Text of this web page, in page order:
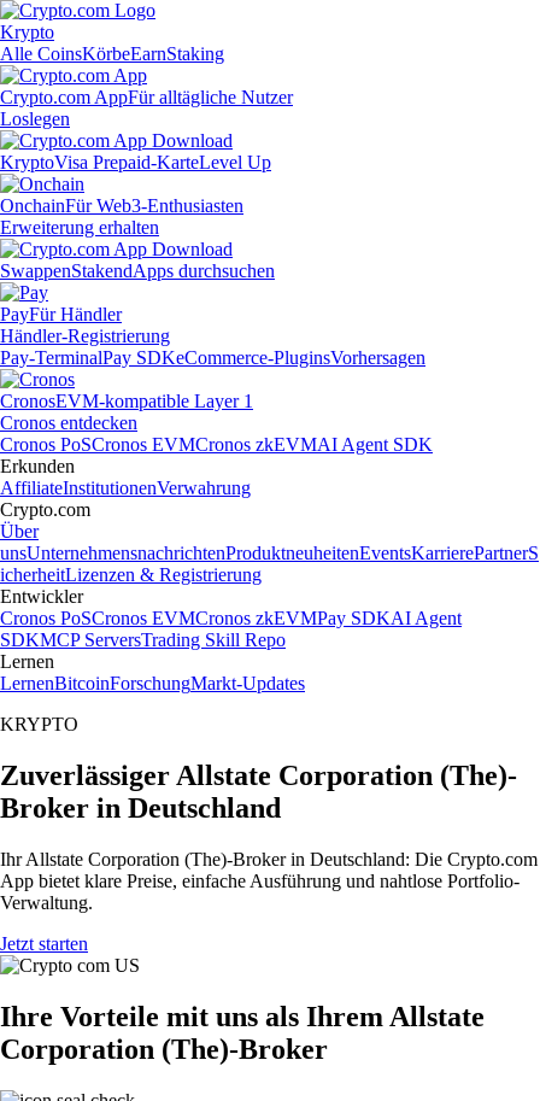
Krypto
Alle CoinsKörbeEarnStaking
Crypto.com AppFür alltägliche Nutzer
Loslegen
KryptoVisa Prepaid-KarteLevel Up
OnchainFür Web3-Enthusiasten
Erweiterung erhalten
SwappenStakendApps durchsuchen
PayFür Händler
Händler-Registrierung
Pay-TerminalPay SDKeCommerce-PluginsVorhersagen
CronosEVM-kompatible Layer 1
Cronos entdecken
Cronos PoSCronos EVMCronos zkEVMAI Agent SDK
Erkunden
AffiliateInstitutionenVerwahrung
Crypto.com
Über
unsUnternehmensnachrichtenProduktneuheitenEventsKarrierePartnerS
icherheitLizenzen & Registrierung
Entwickler
Cronos PoSCronos EVMCronos zkEVMPay SDKAI Agent
SDKMCP ServersTrading Skill Repo
Lernen
LernenBitcoinForschungMarkt-Updates
KRYPTO
Zuverlässiger Allstate Corporation (The)-
Broker in Deutschland
Ihr Allstate Corporation (The)-Broker in Deutschland: Die Crypto.com
App bietet klare Preise, einfache Ausführung und nahtlose Portfolio-
Verwaltung.
Jetzt starten
Ihre Vorteile mit uns als Ihrem Allstate
Corporation (The)-Broker